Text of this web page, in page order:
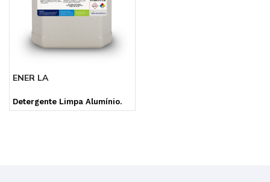
ENER LA
Detergente Limpa Alumínio.